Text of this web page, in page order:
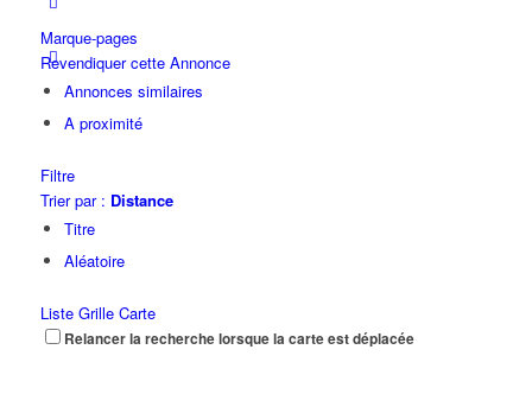
Marque-pages
Revendiquer cette Annonce
Annonces similaires
A proximité
Filtre
Trier par : Distance
Titre
Aléatoire
Liste Grille Carte
Relancer la recherche lorsque la carte est déplacée